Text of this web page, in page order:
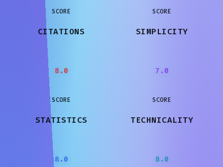
SCORE SCORE
CITATIONS
8.0
SCORE
SIMPLICITY
7.0
SCORE
STATISTICS
8.0
TECHNICALITY
8.0